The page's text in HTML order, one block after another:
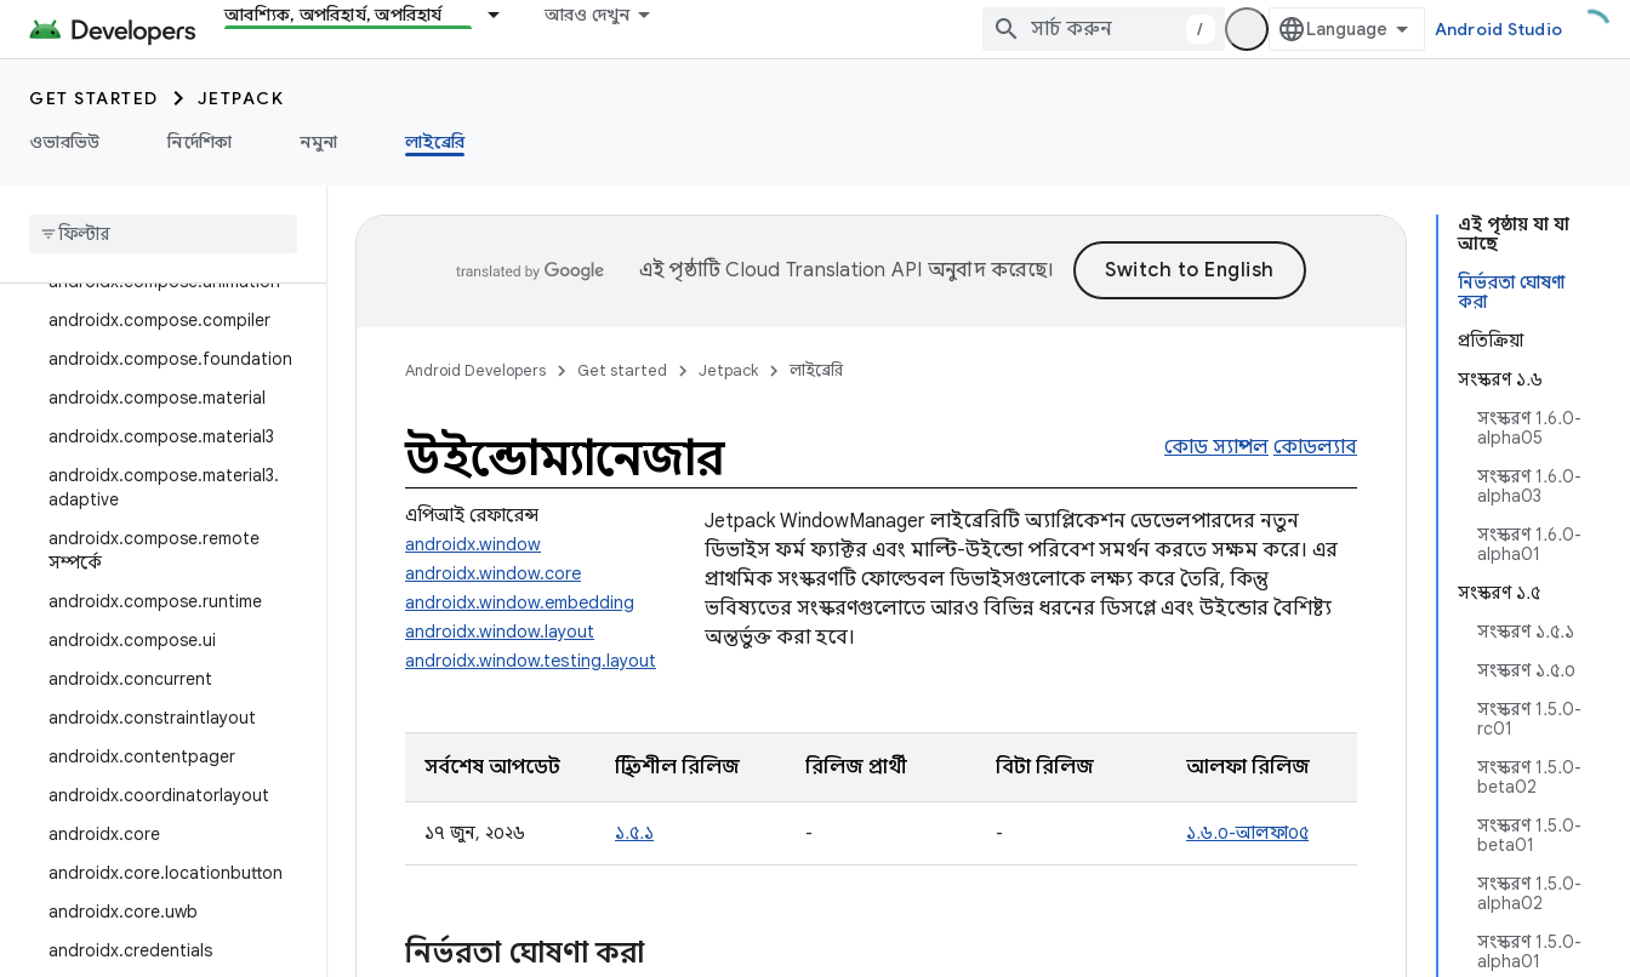
আবশ্যিক, অপরিহার্য, অপরিহার্য আরও দেখুন
/ Android Studio
GET STARTED
JETPACK
ওভারভিউ
নির্দেশিকা নমুনা লাইব্রেরি
androidx.camera.media3
androidx.camera.viewfinder
androidx.car
androidx
androidx.compose.animation
androidx.compose.compiler
androidx.compose.foundation
androidx.compose.material
androidx.compose.material3
androidx.compose.material3.
adaptive
androidx.compose.remote
সম্পর্কে
androidx.compose.runtime
androidx.compose.ui
androidx.concurrent
androidx.constraintlayout
androidx.contentpager
androidx.coordinatorlayout
androidx.core
androidx.core.locationbutton
androidx.core.uwb
androidx.credentials
এই পৃষ্ঠায় যা যা
আছে
নির্ভরতা ঘোষণা
করা
প্রতিক্রিয়া
সংস্করণ ১.৬
সংস্করণ 1.6.0-
alpha05
সংস্করণ 1.6.0-
alpha03
সংস্করণ 1.6.0-
alpha01
সংস্করণ ১.৫
সংস্করণ ১.৫.১
সংস্করণ ১.৫.০
সংস্করণ 1.5.0-
rc01
সংস্করণ 1.5.0-
beta02
সংস্করণ 1.5.0-
beta01
সংস্করণ 1.5.0-
alpha02
সংস্করণ 1.5.0-
alpha01
এই পৃষ্ঠাটিCloud Translation API অনুবাদ করেছে।
Android Developers Get started Jetpack লাইব্রেরি
উইন্ডোম্যানেজার কোড স্যাম্পল কোডল্যাব
এপিআই রেফারেন্স
androidx.window
androidx.window.core
androidx.window.embedding
androidx.window.layout
androidx.window.testing.layout
Jetpack WindowManager লাইব্রেরিটি অ্যাপ্লিকেশন ডেভেলপারদের নতুন
ডিভাইস ফর্ম ফ্যাক্টর এবং মাল্টি-উইন্ডো পরিবেশ সমর্থন করতে সক্ষম করে। এর
প্রাথমিক সংস্করণটি ফোল্ডেবল ডিভাইসগুলোকে লক্ষ্য করে তৈরি, কিন্তু
ভবিষ্যতের সংস্করণগুলোতে আরও বিভিন্ন ধরনের ডিসপ্লে এবং উইন্ডোর বৈশিষ্ট্য
অন্তর্ভুক্ত করা হবে।
সর্বশেষ আপডেট স্থিতিশীল রিলিজ রিলিজ প্রার্থী বিটা রিলিজ আলফা রিলিজ
১৭ জুন, ২০২৬ ১.৫.১ - - ১.৬.০-আলফা০৫
নির্ভরতা ঘোষণা করা